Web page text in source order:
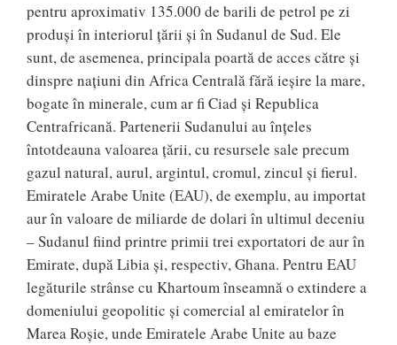
pentru aproximativ 135.000 de barili de petrol pe zi
produși în interiorul țării și în Sudanul de Sud. Ele
sunt, de asemenea, principala poartă de acces către și
dinspre națiuni din Africa Centrală fără ieșire la mare,
bogate în minerale, cum ar fi Ciad și Republica
Centrafricană. Partenerii Sudanului au înțeles
întotdeauna valoarea țării, cu resursele sale precum
gazul natural, aurul, argintul, cromul, zincul și fierul.
Emiratele Arabe Unite (EAU), de exemplu, au importat
aur în valoare de miliarde de dolari în ultimul deceniu
– Sudanul fiind printre primii trei exportatori de aur în
Emirate, după Libia și, respectiv, Ghana. Pentru EAU
legăturile strânse cu Khartoum înseamnă o extindere a
domeniului geopolitic și comercial al emiratelor în
Marea Roșie, unde Emiratele Arabe Unite au baze